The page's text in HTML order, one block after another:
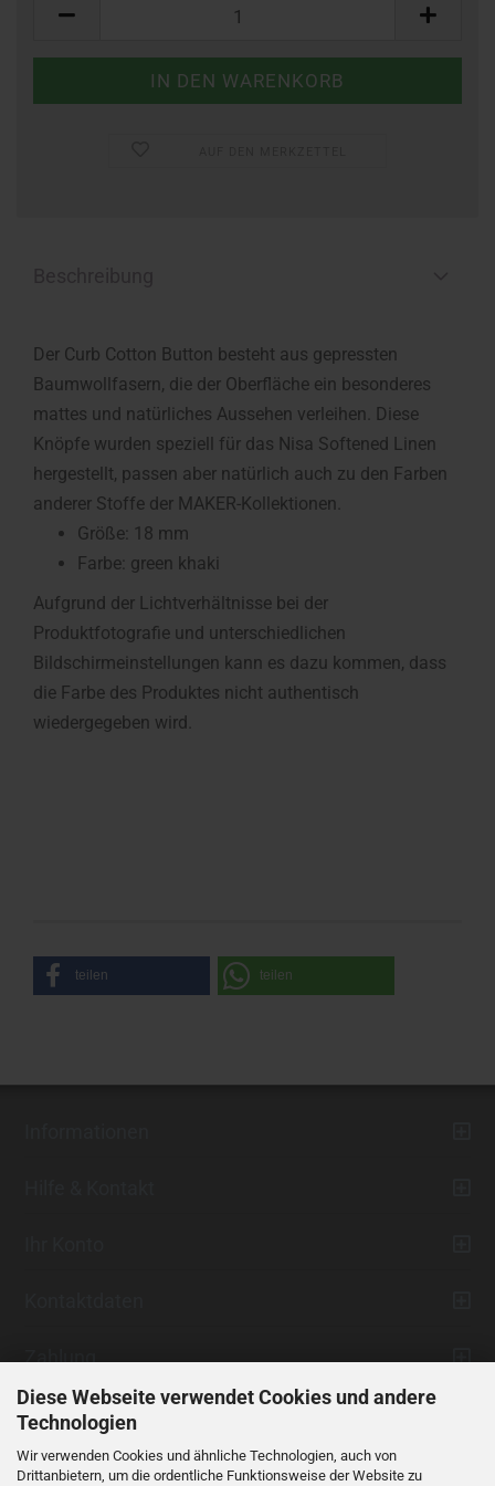
Diese Webseite verwendet Cookies und andere
Technologien
Wir verwenden Cookies und ähnliche Technologien, auch von
Drittanbietern, um die ordentliche Funktionsweise der Website zu
Der Curb Cotton Button besteht aus gepressten
Baumwollfasern, die der Oberfläche ein besonderes
mattes und natürliches Aussehen verleihen. Diese
Knöpfe wurden speziell für das Nisa Softened Linen
hergestellt, passen aber natürlich auch zu den Farben
anderer Stoffe der MAKER-Kollektionen.
Größe: 18 mm
Farbe: green khaki
Aufgrund der Lichtverhältnisse bei der
Produktfotografie und unterschiedlichen
Bildschirmeinstellungen kann es dazu kommen, dass
die Farbe des Produktes nicht authentisch
wiedergegeben wird.
teilen teilen
Zahlung